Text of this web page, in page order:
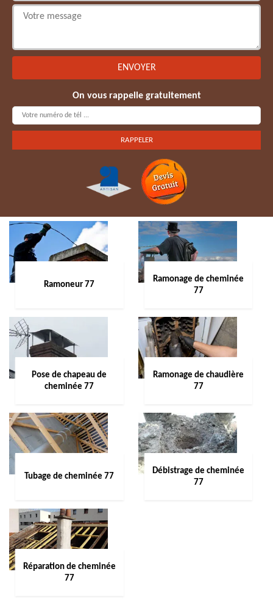
On vous rappelle gratuitement
Ramoneur 77
Ramonage de cheminée
77
Pose de chapeau de
cheminée 77
Ramonage de chaudière
77
Tubage de cheminée 77
Débistrage de cheminée
77
Réparation de cheminée
77